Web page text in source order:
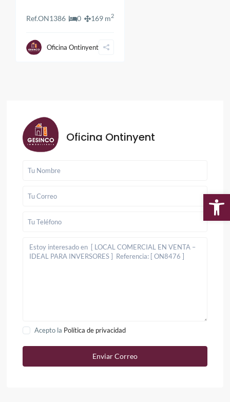
Ref.ON1386 0 169 m2
Oficina Ontinyent
Oficina Ontinyent
Acepto la Política de privacidad